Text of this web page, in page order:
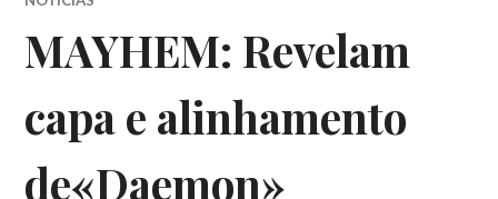
MAYHEM: Revelam
capa e alinhamento
de«Daemon»